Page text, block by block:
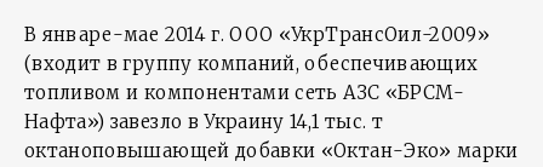
В январе-мае 2014 г. ООО «УкрТрансОил-2009»
(входит в группу компаний, обеспечивающих
топливом и компонентами сеть АЗС «БРСМ-
Нафта») завезло в Украину 14,1 тыс. т
октаноповышающей добавки «Октан-Эко» марки